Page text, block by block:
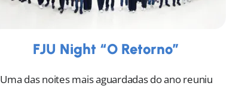
FJU Night “O Retorno”
Uma das noites mais aguardadas do ano reuniu